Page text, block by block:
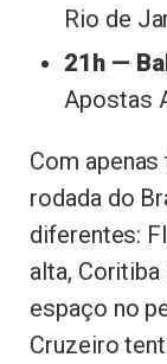
Rio de
21h —
Apostas
Com
rodada do
diferentes:
alta,
espaço no
Cruzeiro